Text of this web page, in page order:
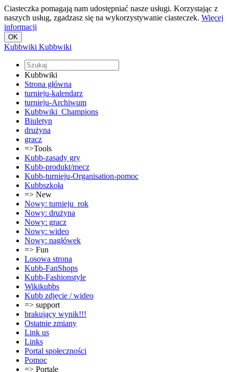
Ciasteczka pomagają nam udostępniać nasze usługi. Korzystając z
naszych usług, zgadzasz się na wykorzystywanie ciasteczek. Więcej
informacji
Kubbwiki Kubbwiki
Kubbwiki
Strona główna
turnieju-kalendarz
turnieju-Archiwum
Kubbwiki_Champions
Biuletyn
drużyna
gracz
=>Tools
Kubb-zasady gry
Kubb-produkt/mecz
Kubb-turnieju-Organisation-pomoc
Kubbszkoła
=> New
Nowy: turnieju_rok
Nowy: drużyna
Nowy: gracz
Nowy: wideo
Nowy: nagłówek
=> Fun
Losowa strona
Kubb-FanShops
Kubb-Fashionstyle
Wikikubbs
Kubb zdjęcie / wideo
=> support
brakujący wynik!!!
Ostatnie zmiany
Link us
Links
Portal społeczności
Pomoc
=> Portale